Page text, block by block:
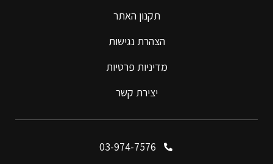
תקנון האתר
הצהרת נגישות
מדיניות פרטיות
יצירת קשר
03-974-7576